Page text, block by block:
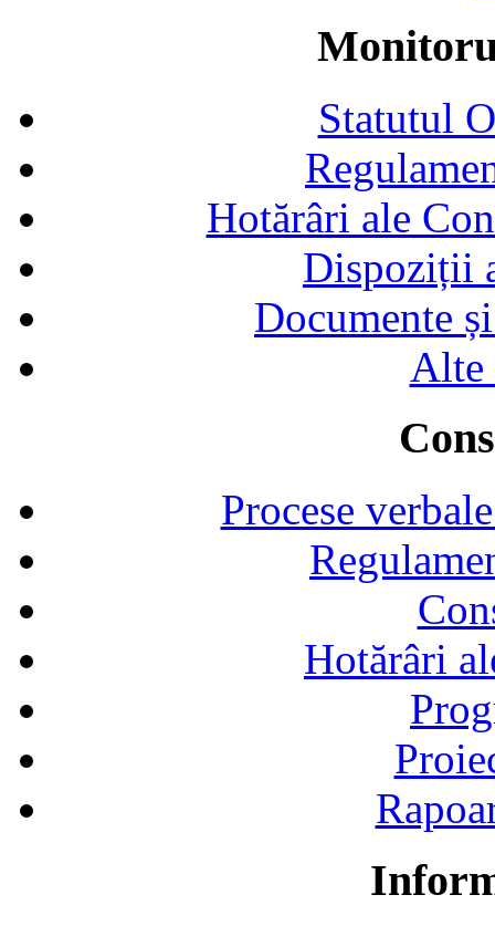
Statutul
Hotărâri ale
Dispoziții
Documente
Alte
Procese
Hotărâri